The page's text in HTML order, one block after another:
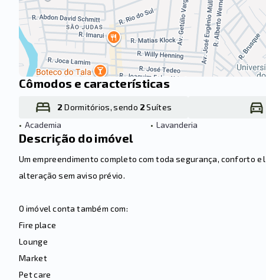
Cômodos e características
2 Dormitórios, sendo 2Suítes
• Academia • Lavanderia
Descrição do imóvel
Um empreendimento completo com toda segurança, conforto
alteração sem aviso prévio.
O imóvel conta também com:
Fire place
Lounge
Market
Pet care